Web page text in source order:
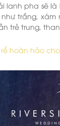
lanh pha sẽ
trắng,
trẻ trung,
hoàn hảo